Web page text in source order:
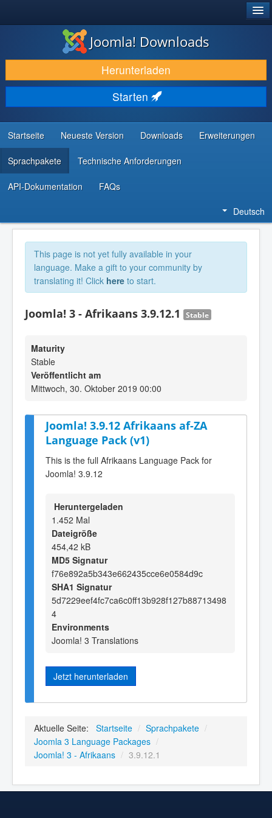
DOWNLOAD & ERWEITERN
ENTDECKEN & LERNEN
COMMUNITY & SUPPORT
RESSOURCEN FÜR ENTWICKLER
Joomla! Downloads
Herunterladen
Starten
Startseite Neueste Version Downloads Erweiterungen
Sprachpakete Technische Anforderungen
API-Dokumentation FAQs
Deutsch
This page is not yet fully available in your
language. Make a gift to your community by
translating it! Click here to start.
Joomla! 3 - Afrikaans 3.9.12.1 Stable
Maturity
Stable
Veröffentlicht am
Mittwoch, 30. Oktober 2019 00:00
Joomla! 3.9.12 Afrikaans af-ZA
Language Pack (v1)
This is the full Afrikaans Language Pack for
Joomla! 3.9.12
Heruntergeladen
1.452 Mal
Dateigröße
454,42 kB
MD5 Signatur
f76e892a5b343e662435cce6e0584d9c
SHA1 Signatur
5d7229eef4fc7ca6c0ff13b928f127b88713498
4
Environments
Joomla! 3 Translations
Jetzt herunterladen
Aktuelle Seite: Startseite / Sprachpakete /
Joomla 3 Language Packages /
Joomla! 3 - Afrikaans / 3.9.12.1